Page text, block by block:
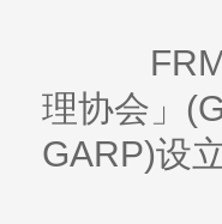
理协会」
GARP)设立